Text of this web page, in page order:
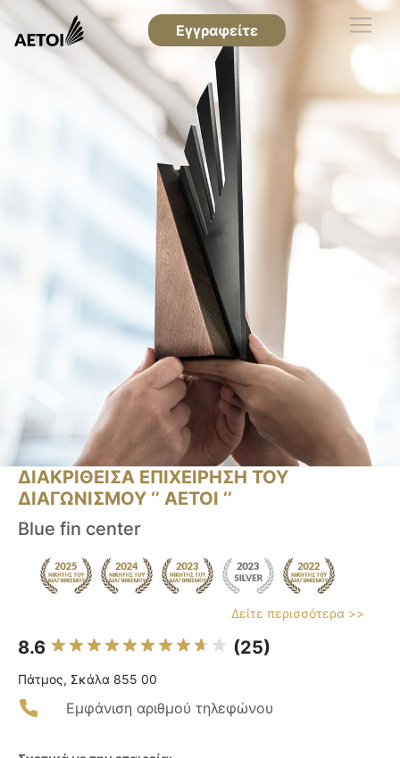
Εγγραφείτε
ΔΙΑΚΡΙΘΕΙΣΑ ΕΠΙΧΕΙΡΗΣΗ ΤΟΥ
ΔΙΑΓΩΝΙΣΜΟΥ ‘’ ΑΕΤΟΙ ‘’
Blue fin center
Δείτε περισσότερα >>
8.6 (25)
Πάτμος, Σκάλα 855 00
Εμφάνιση αριθμού τηλεφώνου